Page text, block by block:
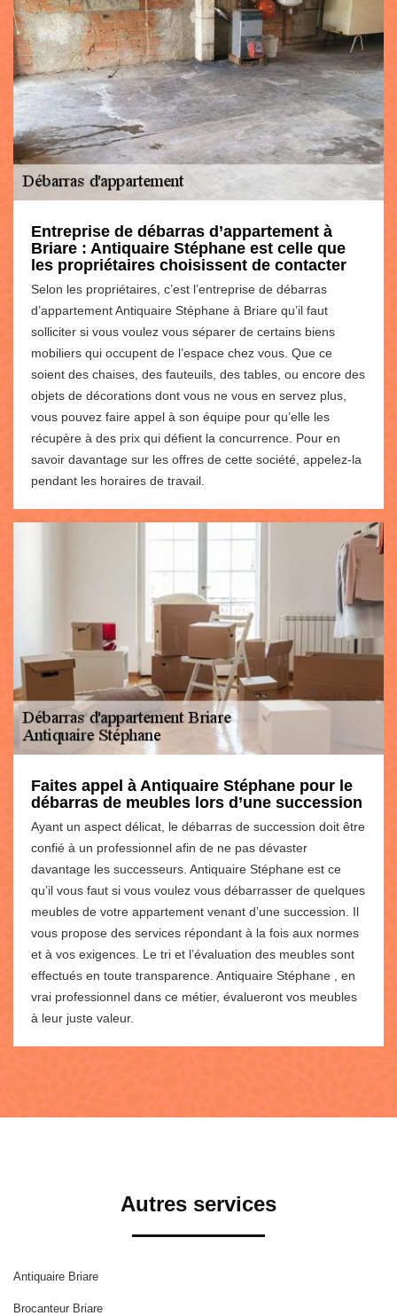
Entreprise de débarras d’appartement à
Briare : Antiquaire Stéphane est celle que
les propriétaires choisissent de contacter
Selon les propriétaires, c’est l’entreprise de débarras
d’appartement Antiquaire Stéphane à Briare qu’il faut
solliciter si vous voulez vous séparer de certains biens
mobiliers qui occupent de l’espace chez vous. Que ce
soient des chaises, des fauteuils, des tables, ou encore des
objets de décorations dont vous ne vous en servez plus,
vous pouvez faire appel à son équipe pour qu’elle les
récupère à des prix qui défient la concurrence. Pour en
savoir davantage sur les offres de cette société, appelez-la
pendant les horaires de travail.
Faites appel à Antiquaire Stéphane pour le
débarras de meubles lors d’une succession
Ayant un aspect délicat, le débarras de succession doit être
confié à un professionnel afin de ne pas dévaster
davantage les successeurs. Antiquaire Stéphane est ce
qu’il vous faut si vous voulez vous débarrasser de quelques
meubles de votre appartement venant d’une succession. Il
vous propose des services répondant à la fois aux normes
et à vos exigences. Le tri et l’évaluation des meubles sont
effectués en toute transparence. Antiquaire Stéphane , en
vrai professionnel dans ce métier, évalueront vos meubles
à leur juste valeur.
Autres services
Antiquaire Briare
Brocanteur Briare